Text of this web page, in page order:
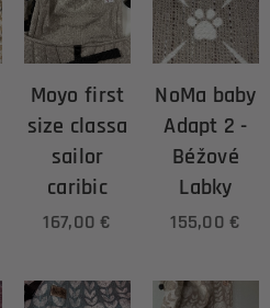
Moyo first
size classa
sailor
caribic
167,00 €
NoMa baby
Adapt 2 -
Béžové
Labky
155,00 €